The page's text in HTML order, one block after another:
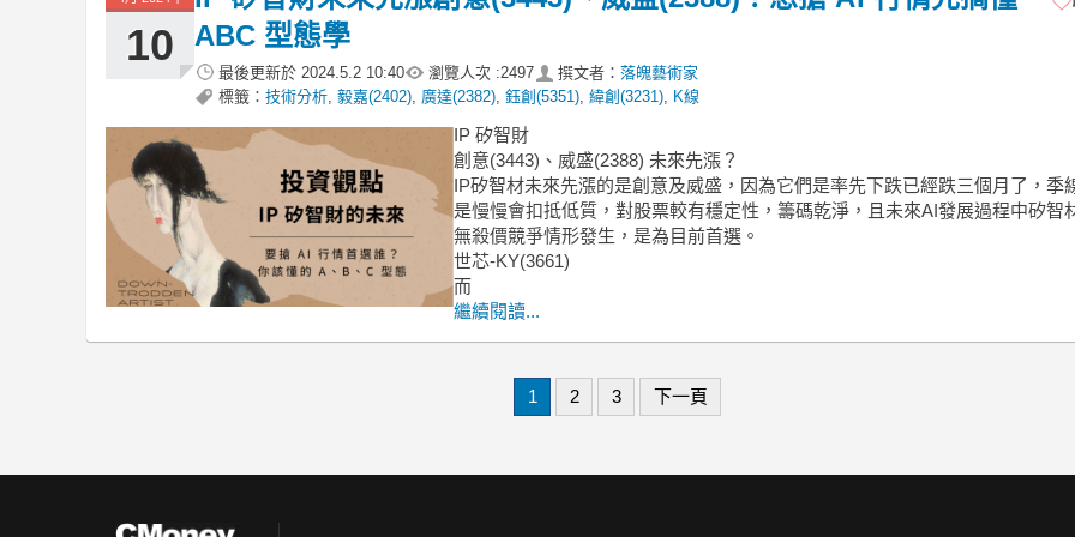
10
ABC 型態學
最後更新於 2024.5.2 10:40 瀏覽人次 :2497 撰文者： 落魄藝術家
標籤： 技術分析 毅嘉(2402) 廣達(2382) 鈺創(5351) 緯創(3231) K線
IP 矽智財
創意(3443)、威盛(2388) 未來先漲？
IP矽智材未來先漲的是創意及威盛，因為它們是率先下跌已經跌三個月了，季
是慢慢會扣抵低質，對股票較有穩定性，籌碼乾淨，且未來AI發展過程中矽智
無殺價競爭情形發生，是為目前首選。
世芯-KY(3661)
而
繼續閱讀...
1 2 3 下一頁